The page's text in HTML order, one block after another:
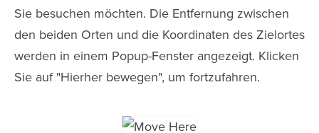
Sie besuchen möchten. Die Entfernung zwischen
den beiden Orten und die Koordinaten des Zielortes
werden in einem Popup-Fenster angezeigt. Klicken
Sie auf "Hierher bewegen", um fortzufahren.